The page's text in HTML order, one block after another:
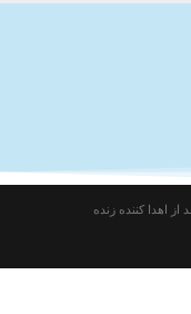
از اهدا کننده زنده